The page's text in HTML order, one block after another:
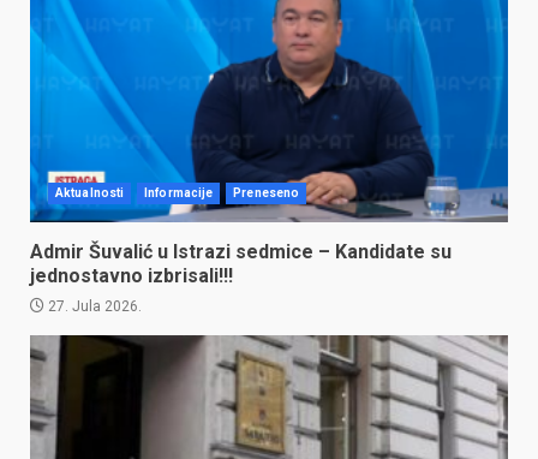
Aktualnosti Informacije Preneseno
Admir Šuvalić u Istrazi sedmice – Kandidate su
jednostavno izbrisali!!!
27. Jula 2026.